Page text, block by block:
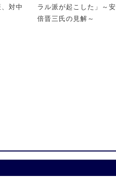
対中
ラル派が起こした」～安
倍晋三氏の見解～